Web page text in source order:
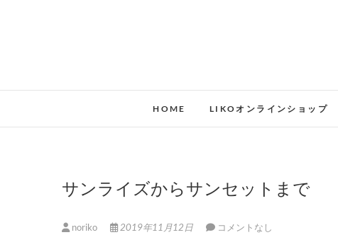
HOME LIKOオンラインショップ
サンライズからサンセットまで
noriko 2019年11月12日 コメントなし